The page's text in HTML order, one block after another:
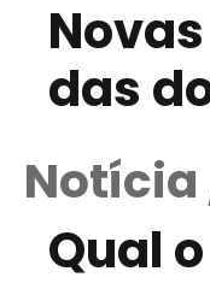
das
Notícia
Qual